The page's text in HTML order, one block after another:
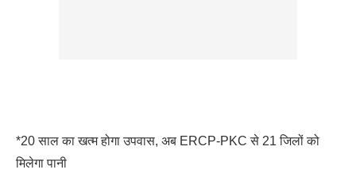
*20 साल का खत्म होगा उपवास, अब ERCP-PKC से 21 जिलों को
मिलेगा पानी